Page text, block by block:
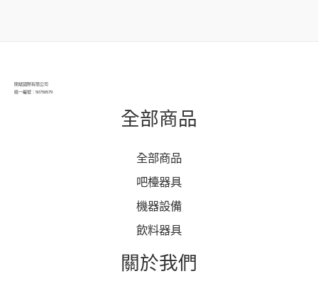
閔斌國際有限公司
統一編號：50756579
全部商品
全部商品
吧檯器具
機器設備
飲料器具
關於我們